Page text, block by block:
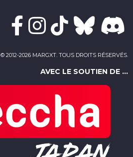
© 2012-2026 MARGXT. TOUS DROITS RÉSERVÉS.
AVEC LE SOUTIEN DE ...